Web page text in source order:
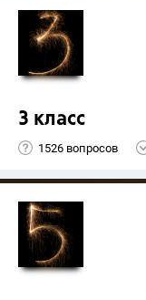
3 класс
1526 вопросов